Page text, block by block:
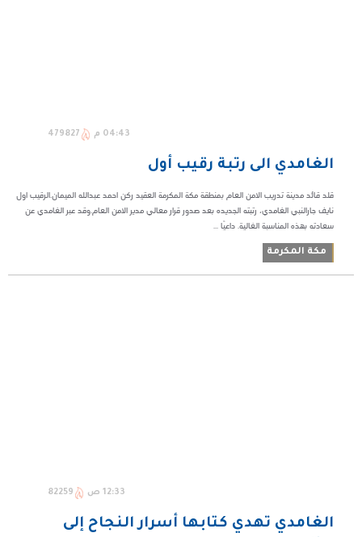
04:43 م 479827
الغامدي الى رتبة رقيب أول
قلد قائد مدينة تدريب الامن العام بمنطقة مكة المكرمة العقيد ركن احمد عبدالله الميمان.الرقيب اول
نايف جارالنبي الغامدي، رتبته الجديده بعد صدور قرار معالي مدير الامن العام.وقد عبر الغامدي عن
سعادته بهذه المناسبة الغالية. داعيًا ...
مكة المكرمة
12:33 ص 82259
الغامدي تهدي كتابها أسرار النجاح إلى